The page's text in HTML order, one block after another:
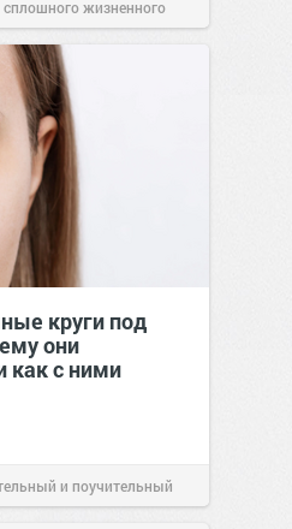
жизненного
круги под
они
как с ними
и поучительный